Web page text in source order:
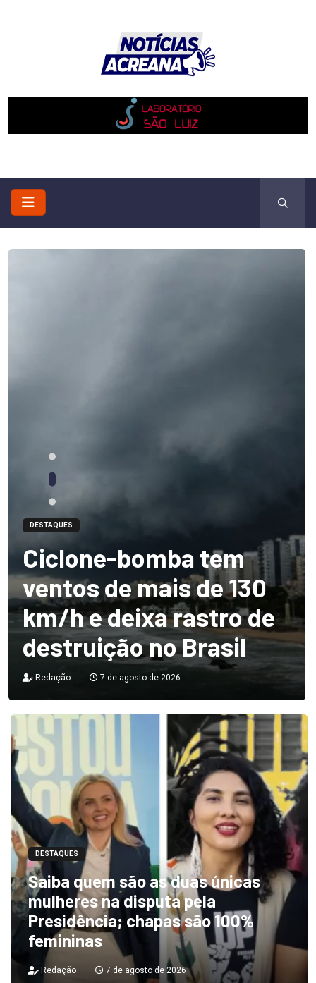
DESTAQUES
Ciclone-bomba tem
ventos de mais de 130
km/h e deixa rastro de
destruição no Brasil
Redação 7 de agosto de 2026
DESTAQUES
Saiba quem são as duas únicas
mulheres na disputa pela
Presidência; chapas são 100%
femininas
Redação 7 de agosto de 2026